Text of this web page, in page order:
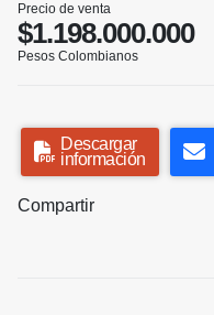
Precio de venta
$1.198.000.000
Pesos Colombianos
Descargar
información
Compartir